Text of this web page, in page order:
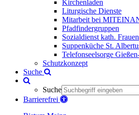
Kirchenladen
Liturgische Dienste
Mitarbeit bei
Pfadfindergruppen
Sozialdienst kath.
Suppenküche St.
Telefonseelsorge
Schutzkonzept
Suche
Suche
Barrierefrei